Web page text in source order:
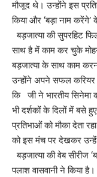
मौजूद थे। उन्होंने इस
किया और ‘बड़ा नाम करेंगे’
बड़जात्या की सुपरहिट
साथ है में काम कर चुके
बड़जात्या के साथ काम
उन्होंने अपने सफल करियर
कि जी ने भारतीय सिनेमा
भी दर्शकों के दिलों में बसे
प्रतिभाओं को मौका देता
को इस मंच पर देखकर उन्हें
बड़जात्या की वेब सीरीज
पलाश वासवानी ने किया